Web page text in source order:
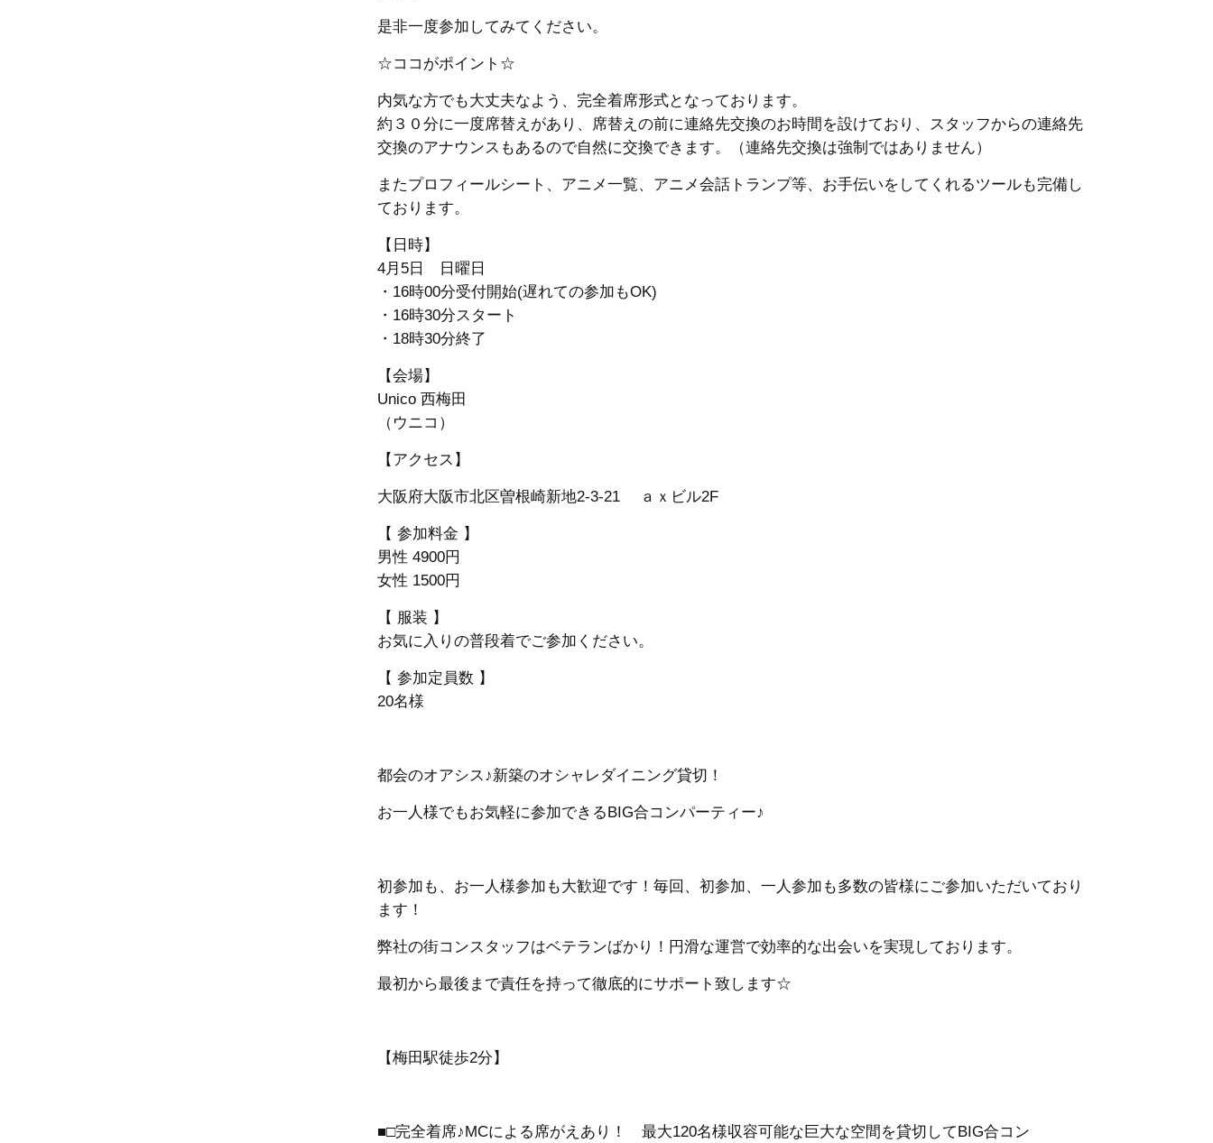
是非一度参加してみてください。
☆ココがポイント☆
内気な方でも大丈夫なよう、完全着席形式となっております。
約３０分に一度席替えがあり、席替えの前に連絡先交換のお時間を設けており、スタッフからの連絡先
交換のアナウンスもあるので自然に交換できます。（連絡先交換は強制ではありません）
またプロフィールシート、アニメ一覧、アニメ会話トランプ等、お手伝いをしてくれるツールも完備し
ております。
【日時】
4月5日 日曜日
・16時00分受付開始(遅れての参加もOK)
・16時30分スタート
・18時30分終了
【会場】
Unico 西梅田
（ウニコ）
【アクセス】
大阪府大阪市北区曽根崎新地2-3-21 ａｘビル2F
【 参加料金 】
男性 4900円
女性 1500円
【 服装 】
お気に入りの普段着でご参加ください。
【 参加定員数 】
20名様
都会のオアシス♪新築のオシャレダイニング貸切！
お一人様でもお気軽に参加できるBIG合コンパーティー♪
初参加も、お一人様参加も大歓迎です！ 毎回、初参加、一人参加も多数の皆様にご参加いただいており
ます！
弊社の街コンスタッフはベテランばかり！円滑な運営で効率的な出会いを実現しております。
最初から最後まで責任を持って徹底的にサポート致します☆
【梅田駅徒歩2分】
■□完全着席♪MCによる席がえあり！ 最大120名様収容可能な巨大な空間を貸切してBIG合コン